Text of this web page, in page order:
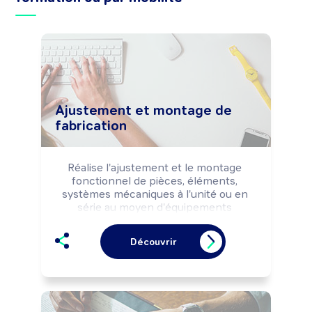
Ajustement et montage de
fabrication
Réalise l'ajustement et le montage
fonctionnel de pièces, éléments,
systèmes mécaniques à l'unité ou en
série au moyen d'équipements
de sécurité et les impératifs de
production (qualité, délais, ...).
Peut coordonner une équipe.
Découvrir